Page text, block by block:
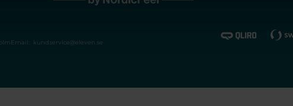
Email: kundservice@eleven.se